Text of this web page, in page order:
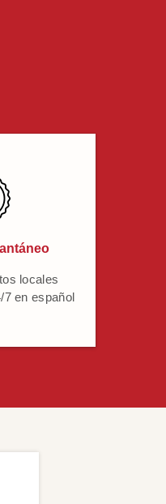
locales
7 en español